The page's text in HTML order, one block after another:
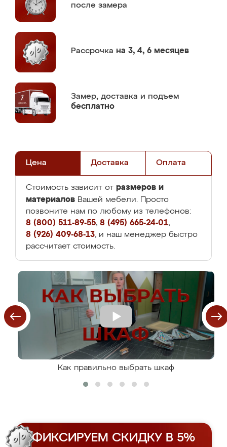
после замера
Рассрочка на 3, 4, 6 месяцев
Замер, доставка и подъем
бесплатно
Цена Доставка Оплата
Стоимость зависит от размеров и
материалов Вашей мебели. Просто
позвоните нам по любому из телефонов:
8 (800) 511-89-55, 8 (495) 665-24-01,
8 (926) 409-68-13, и наш менеджер быстро
рассчитает стоимость.
Как правильно выбрать шкаф
ФИКСИРУЕМ СКИДКУ В 5%